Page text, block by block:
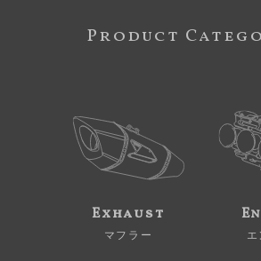
Product
Exhaust
マフラー